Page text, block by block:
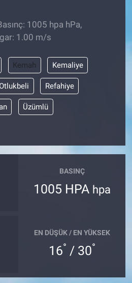
1005 hpa hPa,
1.00 m/s
Kemah Kemaliye
Refahiye
Üzümlü
BASINÇ
1005 HPA hpa
EN DÜŞÜK / EN YÜKSEK
16° / 30°